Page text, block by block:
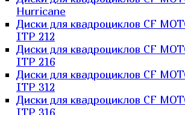
Hurricane
Диски для квадроциклов CF
ITP 212
Диски для квадроциклов CF
ITP 216
Диски для квадроциклов CF
ITP 312
Диски для квадроциклов CF
ITP 316